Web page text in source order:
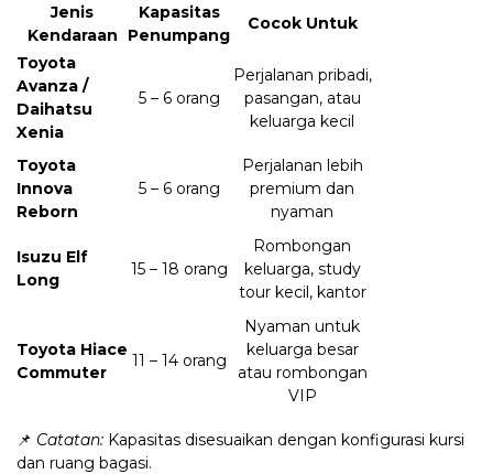
Jenis
Kendaraan
Kapasitas
Penumpang
Cocok Untuk
Toyota
Avanza /
Daihatsu
Xenia
5 – 6 orang
Perjalanan pribadi,
pasangan, atau
keluarga kecil
Toyota
Innova
Reborn
5 – 6 orang
Perjalanan lebih
premium dan
nyaman
Isuzu Elf
Long
15 – 18 orang
Rombongan
keluarga, study
tour kecil, kantor
Toyota Hiace
Commuter
11 – 14 orang
Nyaman untuk
keluarga besar
atau rombongan
VIP
📌 Catatan: Kapasitas disesuaikan dengan konfigurasi kursi
dan ruang bagasi.